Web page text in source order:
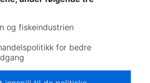
og fiskeindustrien
for bedre